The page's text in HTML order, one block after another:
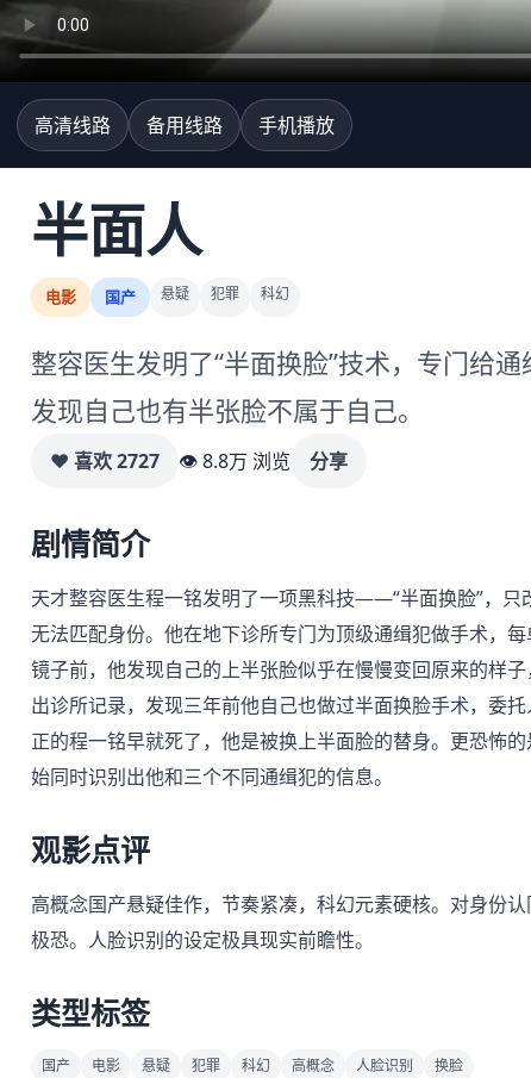
高清线路 备用线路 手机播放
半面人
电影 国产 悬疑 犯罪 科幻
整容医生发明了“半面换脸”技术，专门给
发现自己也有半张脸不属于自己。
♥ 喜欢2727 👁 8.8万 浏览 分享
剧情简介
天才整容医生程一铭发明了一项黑科技——“半面换脸”，
无法匹配身份。他在地下诊所专门为顶级通缉犯做手术，
镜子前，他发现自己的上半张脸似乎在慢慢变回原来的样
出诊所记录，发现三年前他自己也做过半面换脸手术，委
正的程一铭早就死了，他是被换上半面脸的替身。更恐怖
始同时识别出他和三个不同通缉犯的信息。
观影点评
高概念国产悬疑佳作，节奏紧凑，科幻元素硬核。对身份
极恐。人脸识别的设定极具现实前瞻性。
类型标签
国产 电影 悬疑 犯罪 科幻 高概念 人脸识别 换脸